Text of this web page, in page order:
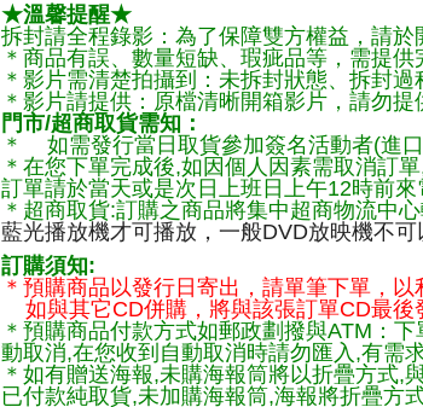
★溫馨提醒★
拆封請全程錄影：為了保障雙方權益，請
＊商品有誤、數量短缺、瑕疵品等，需提
＊影片需清楚拍攝到：未拆封狀態、拆封
＊影片請提供：原檔清晰開箱影片，請勿提
門市/超商取貨需知：
＊ 如需發行當日取貨參加簽名活動者(進口
＊在您下單完成後,如因個人因素需取消訂
訂單請於當天或是次日上班日上午12時前來
＊超商取貨:訂購之商品將集中超商物流中
藍光播放機才可播放，一般DVD放映機不可
訂購須知:
＊預購商品以發行日寄出，請單筆下單，以
如與其它CD併購，將與該張訂單CD最後
＊預購商品付款方式如郵政劃撥與ATM：
動取消,在您收到自動取消時請勿匯入,有需
＊如有贈送海報,未購海報筒將以折疊方式,
已付款純取貨,未加購海報筒,海報將折疊方